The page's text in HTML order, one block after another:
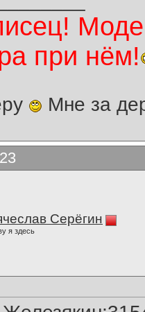
при нём!
Мне за
Серёгин
я здесь